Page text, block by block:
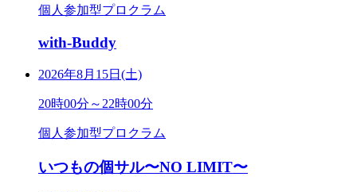
個人参加型プロクラム
with-Buddy
2026年8月15日(土)
20時00分～22時00分
個人参加型プロクラム
いつもの個サル〜NO LIMIT〜